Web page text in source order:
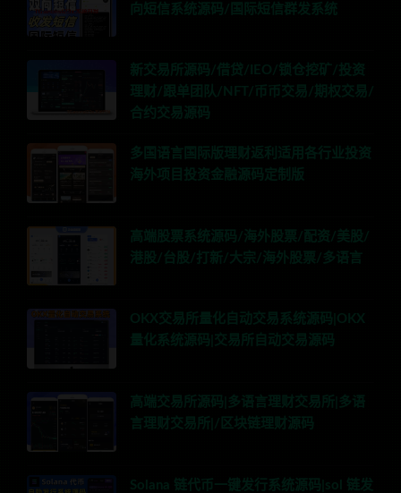
向短信系统源码/国际短信群发系统
新交易所源码/借贷/IEO/锁仓挖矿/投资
理财/跟单团队/NFT/币币交易/期权交易/
合约交易源码
多国语言国际版理财返利适用各行业投资
海外项目投资金融源码定制版
高端股票系统源码/海外股票/配资/美股/
港股/台股/打新/大宗/海外股票/多语言
OKX交易所量化自动交易系统源码|OKX
量化系统源码|交易所自动交易源码
高端交易所源码|多语言理财交易所|多语
言理财交易所|/区块链理财源码
Solana 链代币一键发行系统源码|sol 链发